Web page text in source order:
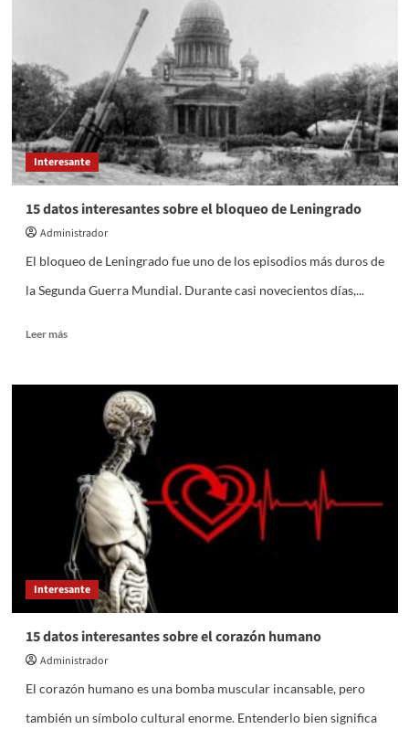
Interesante
15 datos interesantes sobre el bloqueo de Leningrado
Administrador
El bloqueo de Leningrado fue uno de los episodios más duros de
la Segunda Guerra Mundial. Durante casi novecientos días,...
Leer másLeer
15
interesantes
bloqueo
Leningrado
Interesante
15 datos interesantes sobre el corazón humano
Administrador
El corazón humano es una bomba muscular incansable, pero
también un símbolo cultural enorme. Entenderlo bien significa